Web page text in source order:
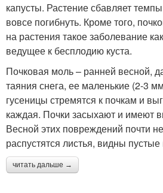
капусты. Растение сбавляет
вовсе погибнуть. Кроме того,
на растения такое заболевание
ведущее к бесплодию куста.
Почковая моль – ранней весной,
таяния снега, ее маленькие (2-3
гусеницы стремятся к почкам и
каждая. Почки засыхают и имеют
Весной этих повреждений почти
распустятся листья, видны пустые
читать дальше →